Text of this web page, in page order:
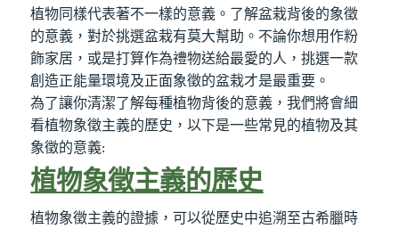
植物同樣代表著不一樣的意義。了解盆栽背後的象徵
的意義，對於挑選盆栽有莫大幫助。不論你想用作粉
飾家居，或是打算作為禮物送給最愛的人，挑選一款
創造正能量環境及正面象徵的盆栽才是最重要。
為了讓你清潔了解每種植物背後的意義，我們將會細
看植物象徵主義的歷史，以下是一些常見的植物及其
象徵的意義:
植物象徵主義的歷史
植物象徵主義的證據，可以從歷史中追溯至古希臘時